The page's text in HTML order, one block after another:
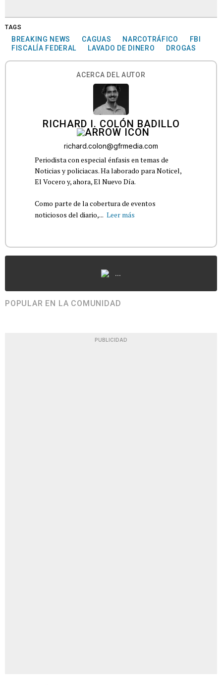
TAGS
BREAKING NEWS CAGUAS NARCOTRÁFICO
FBI
FISCALÍA FEDERAL
LAVADO DE DINERO DROGAS
ACERCA DEL AUTOR
RICHARD I. COLÓN BADILLO
richard.colon@gfrmedia.com
Periodista con especial énfasis en temas de
Noticias y policiacas. Ha laborado para Noticel,
El Vocero y, ahora, El Nuevo Día.
Como parte de la cobertura de eventos
noticiosos del diario,... Leer más
...
POPULAR EN LA COMUNIDAD
PUBLICIDAD